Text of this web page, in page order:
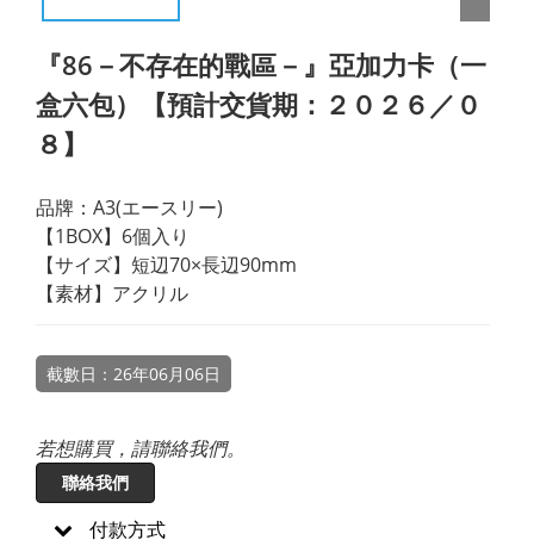
『86－不存在的戰區－』亞加力卡（一
盒六包）【預計交貨期：２０２６／０
８】
品牌：A3(エースリー)
【1BOX】6個入り
【サイズ】短辺70×長辺90mm
【素材】アクリル
截數日：26年06月06日
若想購買，請聯絡我們。
聯絡我們
付款方式